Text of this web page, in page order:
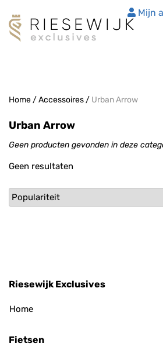
Mijn
Home/Accessoires/ Urban Arrow
Urban Arrow
Geen producten gevonden in deze
Geen resultaten
Riesewijk Exclusives
Home
Fietsen